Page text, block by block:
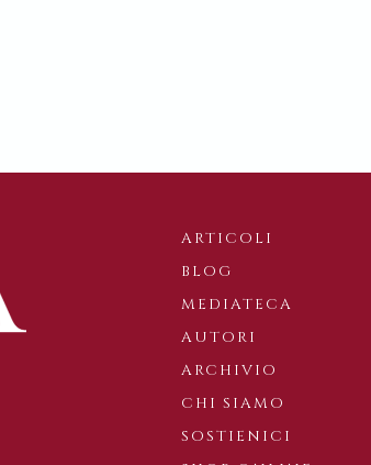
ARTICOLI
BLOG
MEDIATECA
AUTORI
ARCHIVIO
CHI SIAMO
SOSTIENICI